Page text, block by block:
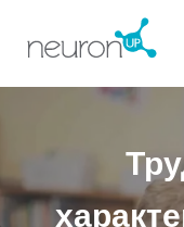
NeuronUP. Веб-